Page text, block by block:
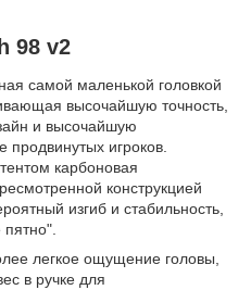
98 v2
самой маленькой головкой
высочайшую точность,
и высочайшую
продвинутых игроков.
карбоновая
конструкцией
изгиб и стабильность,
пятно".
легкое ощущение головы,
в ручке для